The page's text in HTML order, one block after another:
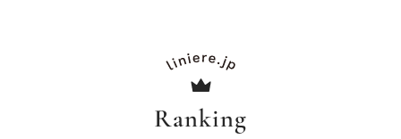
Ranking